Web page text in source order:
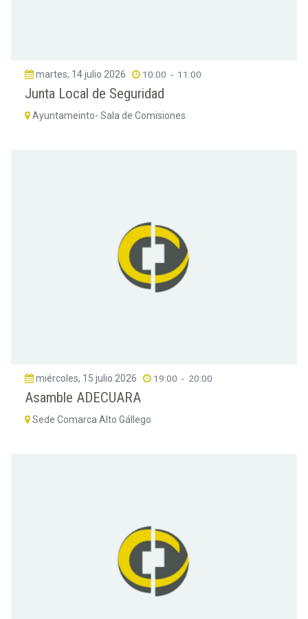
martes, 14 julio 2026 10:00 - 11:00
Junta Local de Seguridad
Ayuntameinto- Sala de Comisiones
miércoles, 15 julio 2026 19:00 - 20:00
Asamble ADECUARA
Sede Comarca Alto Gállego